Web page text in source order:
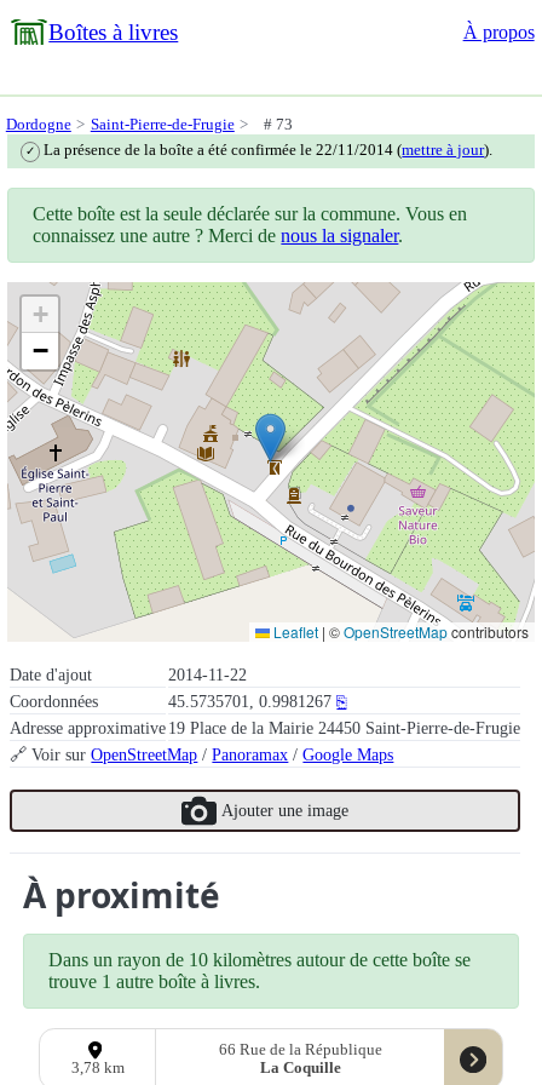
Boîtes à livres À propos
Dordogne Saint-Pierre-de-Frugie # 73
✓ La présence de la boîte a été confirmée le 22/11/2014 (mettre à jour).
Date d'ajout
2014-11-22
Coordonnées
45.5735701, 0.9981267 ⎘
Adresse approximative19 Place de la Mairie 24450 Saint-Pierre-de-Frugie
🔗 Voir surOpenStreetMap /Panoramax /Google Maps
Ajouter une image
Cette boîte est la seule déclarée sur la commune. Vous en
connaissez une autre ? Merci denous la signaler.
+
−
Leaflet | ©OpenStreetMapcontributors
À proximité
Dans un rayon de 10 kilomètres autour de cette boîte se
trouve 1 autre boîte à livres.
3,78 km
66 Rue de la République
La Coquille